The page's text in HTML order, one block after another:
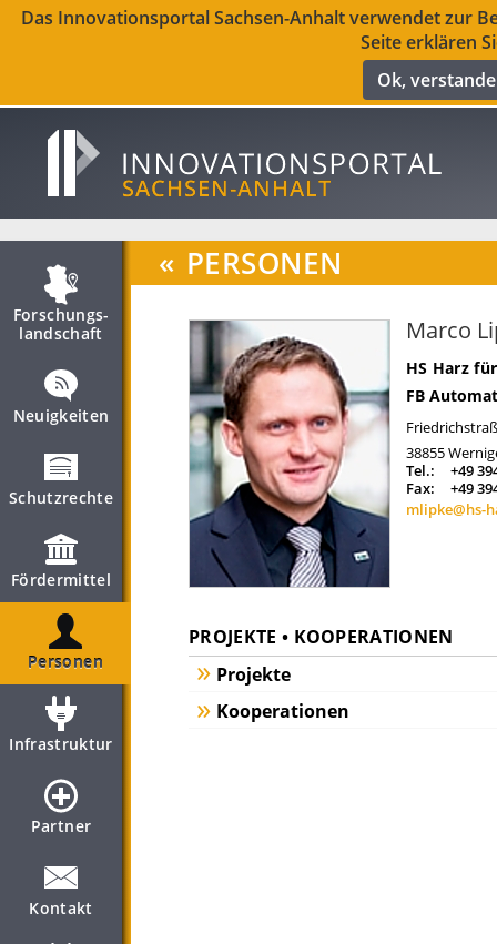
Das Innovationsportal Sachsen-Anhalt verwendet zur
Seite erklären
Ok,
Forschungs­
landschaft
Neuigkeiten
Schutzrechte
Fördermittel
Personen
Infrastruktur
Partner
Kontakt
« PERSONEN
Marco
HS Harz
FB
38855
Tel.:
+49
Fax:
+49
mlipke@hs-
PROJEKTE • KOOPERATIONEN
Projekte
Kooperationen